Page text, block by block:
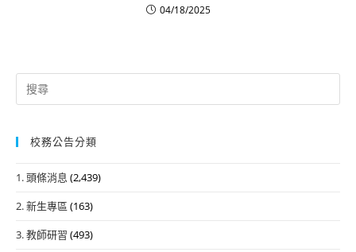
04/18/2025
Search
for:
校務公告分類
1. 頭條消息 (2,439)
2. 新生專區 (163)
3. 教師研習 (493)